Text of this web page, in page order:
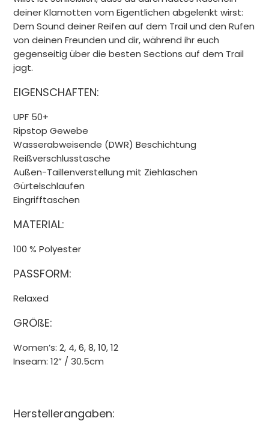
deiner Klamotten vom Eigentlichen abgelenkt wirst:
Dem Sound deiner Reifen auf dem Trail und den Rufen
von deinen Freunden und dir, während ihr euch
gegenseitig über die besten Sections auf dem Trail
jagt.
EIGENSCHAFTEN:
UPF 50+
Ripstop Gewebe
Wasserabweisende (DWR) Beschichtung
Reißverschlusstasche
Außen-Taillenverstellung mit Ziehlaschen
Gürtelschlaufen
Eingrifftaschen
MATERIAL:
100 % Polyester
PASSFORM:
Relaxed
GRÖßE:
Women’s: 2, 4, 6, 8, 10, 12
Inseam: 12” / 30.5cm
Herstellerangaben: